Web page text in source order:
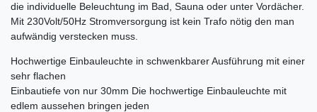
die individuelle Beleuchtung im Bad, Sauna oder unter Vordächer.
Mit 230Volt/50Hz Stromversorgung ist kein Trafo nötig den man
aufwändig verstecken muss.
Hochwertige Einbauleuchte in schwenkbarer Ausführung mit einer
sehr flachen
Einbautiefe von nur 30mm Die hochwertige Einbauleuchte mit
edlem aussehen bringen jeden